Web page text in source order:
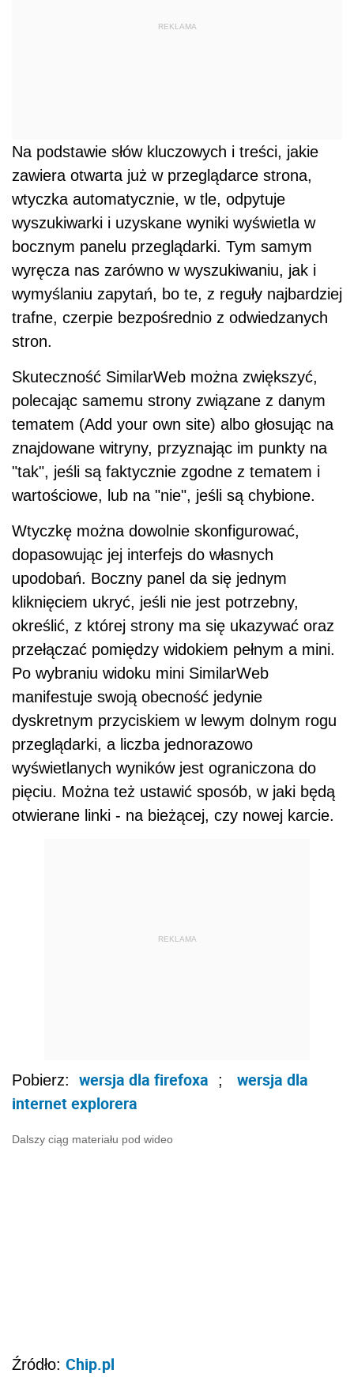
REKLAMA
Na podstawie słów kluczowych i treści, jakie
zawiera otwarta już w przeglądarce strona,
wtyczka automatycznie, w tle, odpytuje
wyszukiwarki i uzyskane wyniki wyświetla w
bocznym panelu przeglądarki. Tym samym
wyręcza nas zarówno w wyszukiwaniu, jak i
wymyślaniu zapytań, bo te, z reguły najbardziej
trafne, czerpie bezpośrednio z odwiedzanych
stron.
Skuteczność SimilarWeb można zwiększyć,
polecając samemu strony związane z danym
tematem (Add your own site) albo głosując na
znajdowane witryny, przyznając im punkty na
"tak", jeśli są faktycznie zgodne z tematem i
wartościowe, lub na "nie", jeśli są chybione.
Wtyczkę można dowolnie skonfigurować,
dopasowując jej interfejs do własnych
upodobań. Boczny panel da się jednym
kliknięciem ukryć, jeśli nie jest potrzebny,
określić, z której strony ma się ukazywać oraz
przełączać pomiędzy widokiem pełnym a mini.
Po wybraniu widoku mini SimilarWeb
manifestuje swoją obecność jedynie
dyskretnym przyciskiem w lewym dolnym rogu
przeglądarki, a liczba jednorazowo
wyświetlanych wyników jest ograniczona do
pięciu. Można też ustawić sposób, w jaki będą
otwierane linki - na bieżącej, czy nowej karcie.
REKLAMA
Pobierz: wersja dla firefoxa ; wersja dla
internet explorera
Dalszy ciąg materiału pod wideo
Źródło: Chip.pl